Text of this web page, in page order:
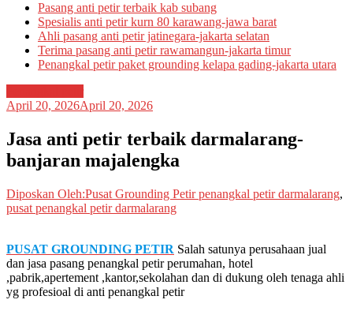
Pasang anti petir terbaik kab subang
Spesialis anti petir kurn 80 karawang-jawa barat
Ahli pasang anti petir jatinegara-jakarta selatan
Terima pasang anti petir rawamangun-jakarta timur
Penangkal petir paket grounding kelapa gading-jakarta utara
April 20, 2026April 20, 2026
Jasa anti petir terbaik darmalarang-
banjaran majalengka
Diposkan Oleh:Pusat Grounding Petirpenangkal petir darmalarang,
pusat penangkal petir darmalarang
PUSAT GROUNDING PETIR Salah satunya perusahaan jual
dan jasa pasang penangkal petir perumahan, hotel
,pabrik,apertement ,kantor,sekolahan dan di dukung oleh tenaga ahli
yg profesioal di anti penangkal petir